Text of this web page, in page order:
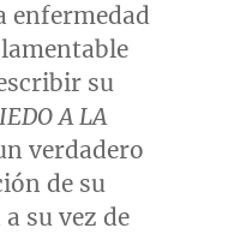
enfermedad
su
A LA
verdadero
de su
su vez de